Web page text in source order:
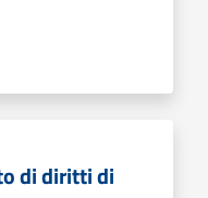
di diritti di